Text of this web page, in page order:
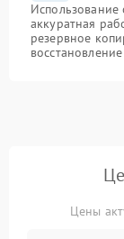
аккуратная
резервное
Цены